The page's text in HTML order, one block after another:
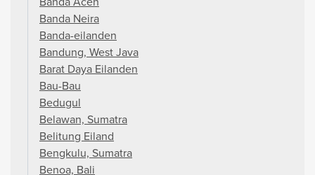
Banda Neira
Banda-eilanden
Bandung, West Java
Barat Daya Eilanden
Bau-Bau
Bedugul
Belawan, Sumatra
Belitung Eiland
Bengkulu, Sumatra
Benoa, Bali